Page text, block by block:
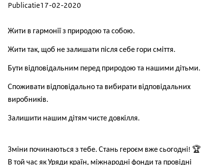
Publicatie17-02-2020
Жити в гармонії з природою та собою.
Жити так, щоб не залишати після себе гори сміття.
Бути відповідальним перед природою та нашими дітьми.
Споживати відповідально та вибирати відповідальних
виробників.
Залишити нашим дітям чисте довкілля.
Зміни починаються з тебе. Стань героєм вже сьогодні! 🏆
В той час як Уряди країн, міжнародні фонди та провідні